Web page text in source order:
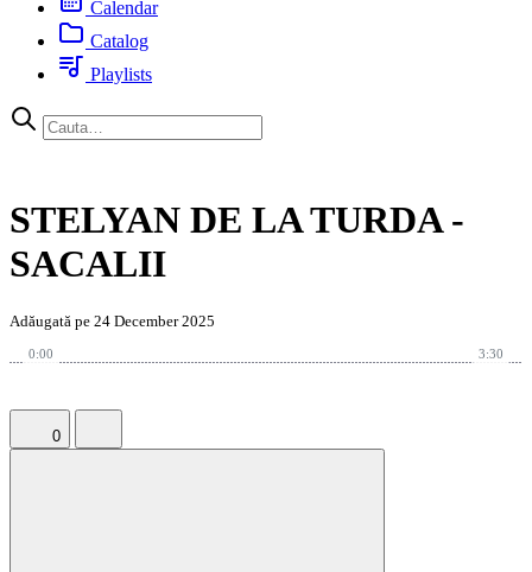
Calendar
Catalog
Playlists
STELYAN DE LA TURDA -
SACALII
Adăugată pe 24 December 2025
0:00 3:30
0